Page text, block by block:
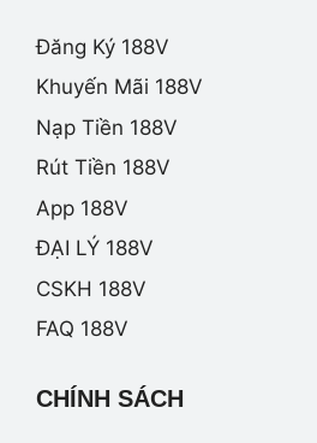
Đăng Ký 188V
Khuyến Mãi 188V
Nạp Tiền 188V
Rút Tiền 188V
App 188V
ĐẠI LÝ 188V
CSKH 188V
FAQ 188V
CHÍNH SÁCH